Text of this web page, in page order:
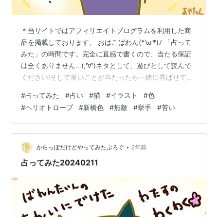
＊当サイトではアフィリエイトプログラムを利用した商
品を掲載しております。 おはこばわん(*'ω'*)ﾉ 「占って
みた」の時間です。完全に直感で書くので、当たる保証
は全くありません…(;'∀')ネタとして、遊びとして読んで
ください!そして良いことが当たったら一緒に喜ばせてく
日の運勢にするもよし夜 🌛読んで明日の運勢にするもよ
し来週、来月の…なんてのもありでご自由にして頂けれ
ばと考えています。 それではやってみよう('ω')ﾉ 次の２
色のうち、どちらかを選んでください。結果は下～～ ～
～ 結果 ～～ ヘリオトロープを選んだ方… 無敵な感覚に
なれ…
#占ってみた #占い #猫 #イラスト #色
#ヘリオトロープ #新橋色 #無敵 #挙手 #苦い
からっぽだけどやってみたぶろぐ • 2年前
占ってみた20240211